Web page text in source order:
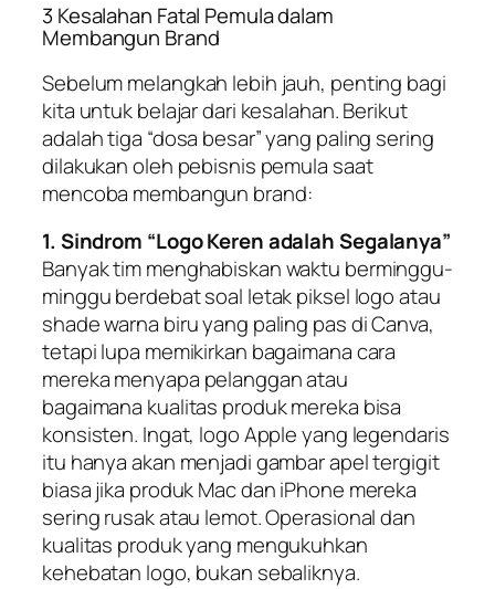
3 Kesalahan Fatal Pemula dalam
Membangun Brand
Sebelum melangkah lebih jauh, penting bagi
kita untuk belajar dari kesalahan. Berikut
adalah tiga “dosa besar” yang paling sering
dilakukan oleh pebisnis pemula saat
mencoba membangun brand:
1. Sindrom “Logo Keren adalah Segalanya”
Banyak tim menghabiskan waktu berminggu-
minggu berdebat soal letak piksel logo atau
shadewarna biru yang paling pas di Canva,
tetapi lupa memikirkan bagaimana cara
mereka menyapa pelanggan atau
bagaimana kualitas produk mereka bisa
konsisten. Ingat, logo Apple yang legendaris
itu hanya akan menjadi gambar apel tergigit
biasa jika produk Mac dan iPhone mereka
sering rusak atau lemot. Operasional dan
kualitas produk yang mengukuhkan
kehebatan logo, bukan sebaliknya.